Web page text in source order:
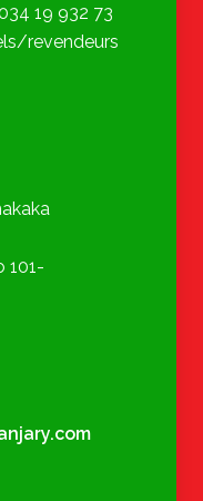
19 932 73
revendeurs
101-